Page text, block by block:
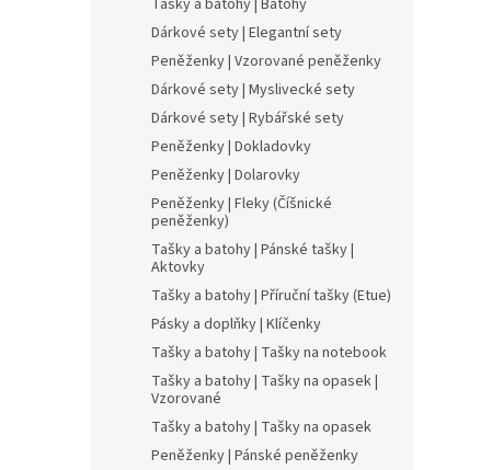
Tašky a batohy | Batohy
Dárkové sety | Elegantní sety
Peněženky | Vzorované peněženky
Dárkové sety | Myslivecké sety
Dárkové sety | Rybářské sety
Peněženky | Dokladovky
Peněženky | Dolarovky
Peněženky | Fleky (Číšnické
peněženky)
Tašky a batohy | Pánské tašky |
Aktovky
Tašky a batohy | Příruční tašky (Etue)
Pásky a doplňky | Klíčenky
Tašky a batohy | Tašky na notebook
Tašky a batohy | Tašky na opasek |
Vzorované
Tašky a batohy | Tašky na opasek
Peněženky | Pánské peněženky